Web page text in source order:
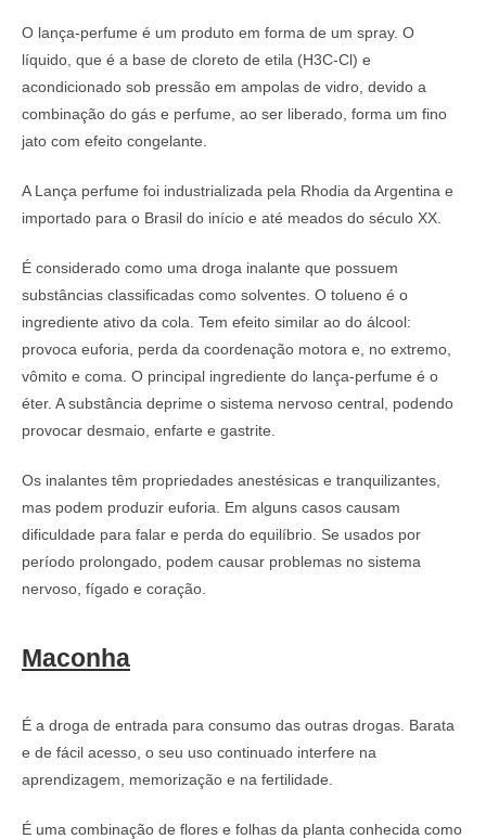
O lança-perfume é um produto em forma de um spray. O
líquido, que é a base de cloreto de etila (H3C-Cl) e
acondicionado sob pressão em ampolas de vidro, devido a
combinação do gás e perfume, ao ser liberado, forma um fino
jato com efeito congelante.
A Lança perfume foi industrializada pela Rhodia da Argentina e
importado para o Brasil do início e até meados do século XX.
É considerado como uma droga inalante que possuem
substâncias classificadas como solventes. O tolueno é o
ingrediente ativo da cola. Tem efeito similar ao do álcool:
provoca euforia, perda da coordenação motora e, no extremo,
vômito e coma. O principal ingrediente do lança-perfume é o
éter. A substância deprime o sistema nervoso central, podendo
provocar desmaio, enfarte e gastrite.
Os inalantes têm propriedades anestésicas e tranquilizantes,
mas podem produzir euforia. Em alguns casos causam
dificuldade para falar e perda do equilíbrio. Se usados por
período prolongado, podem causar problemas no sistema
nervoso, fígado e coração.
Maconha
É a droga de entrada para consumo das outras drogas. Barata
e de fácil acesso, o seu uso continuado interfere na
aprendizagem, memorização e na fertilidade.
É uma combinação de flores e folhas da planta conhecida como